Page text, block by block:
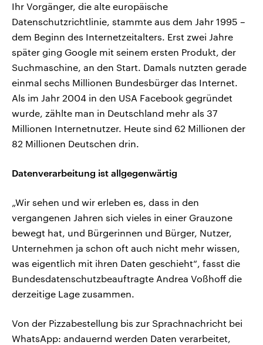
Ihr Vorgänger, die alte europäische
Datenschutzrichtlinie, stammte aus dem Jahr 1995 –
dem Beginn des Internetzeitalters. Erst zwei Jahre
später ging Google mit seinem ersten Produkt, der
Suchmaschine, an den Start. Damals nutzten gerade
einmal sechs Millionen Bundesbürger das Internet.
Als im Jahr 2004 in den USA Facebook gegründet
wurde, zählte man in Deutschland mehr als 37
Millionen Internetnutzer. Heute sind 62 Millionen der
82 Millionen Deutschen drin.
Datenverarbeitung ist allgegenwärtig
„Wir sehen und wir erleben es, dass in den
vergangenen Jahren sich vieles in einer Grauzone
bewegt hat, und Bürgerinnen und Bürger, Nutzer,
Unternehmen ja schon oft auch nicht mehr wissen,
was eigentlich mit ihren Daten geschieht“, fasst die
Bundesdatenschutzbeauftragte Andrea Voßhoff die
derzeitige Lage zusammen.
Von der Pizzabestellung bis zur Sprachnachricht bei
WhatsApp: andauernd werden Daten verarbeitet,